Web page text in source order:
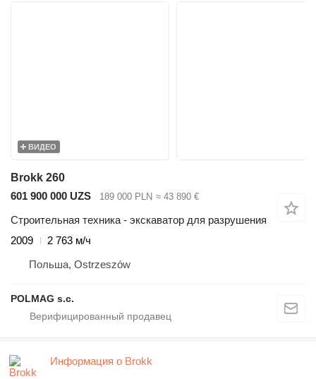
ВИДЕО
Brokk 260
601 900 000 UZS
189 000 PLN ≈ 43 890 €
Строительная техника - экскаватор для разрушения
2009
2 763 м/ч
Польша, Ostrzeszów
POLMAG s.c.
Информация о Brokk